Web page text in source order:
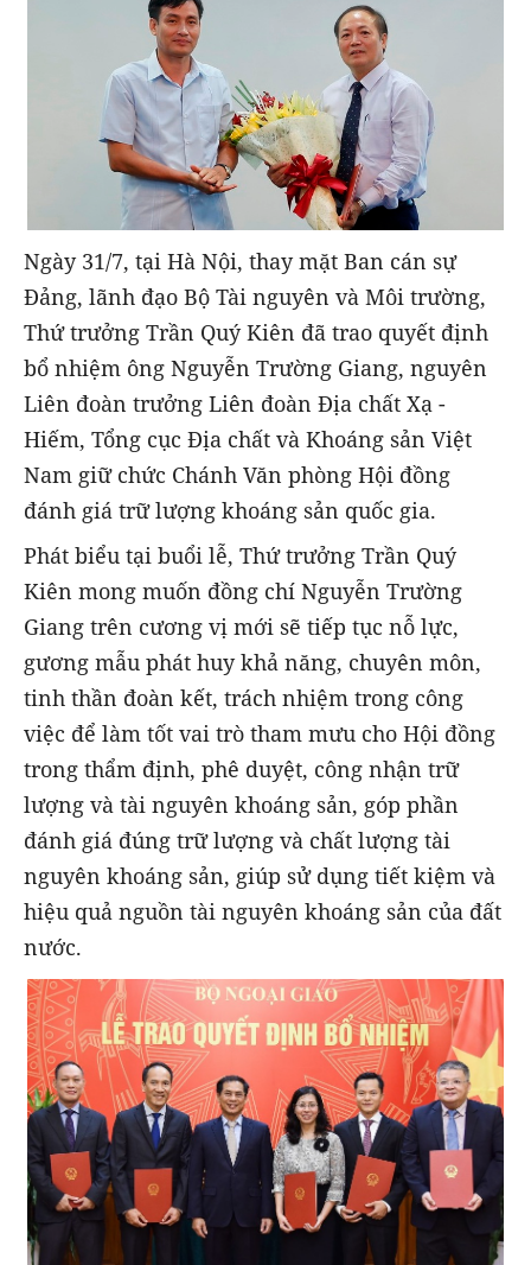
Ngày 31/7, tại Hà Nội, thay mặt Ban cán sự
Đảng, lãnh đạo Bộ Tài nguyên và Môi trường,
Thứ trưởng Trần Quý Kiên đã trao quyết định
bổ nhiệm ông Nguyễn Trường Giang, nguyên
Liên đoàn trưởng Liên đoàn Địa chất Xạ -
Hiếm, Tổng cục Địa chất và Khoáng sản Việt
Nam giữ chức Chánh Văn phòng Hội đồng
đánh giá trữ lượng khoáng sản quốc gia.
Phát biểu tại buổi lễ, Thứ trưởng Trần Quý
Kiên mong muốn đồng chí Nguyễn Trường
Giang trên cương vị mới sẽ tiếp tục nỗ lực,
gương mẫu phát huy khả năng, chuyên môn,
tinh thần đoàn kết, trách nhiệm trong công
việc để làm tốt vai trò tham mưu cho Hội đồng
trong thẩm định, phê duyệt, công nhận trữ
lượng và tài nguyên khoáng sản, góp phần
đánh giá đúng trữ lượng và chất lượng tài
nguyên khoáng sản, giúp sử dụng tiết kiệm và
hiệu quả nguồn tài nguyên khoáng sản của đất
nước.